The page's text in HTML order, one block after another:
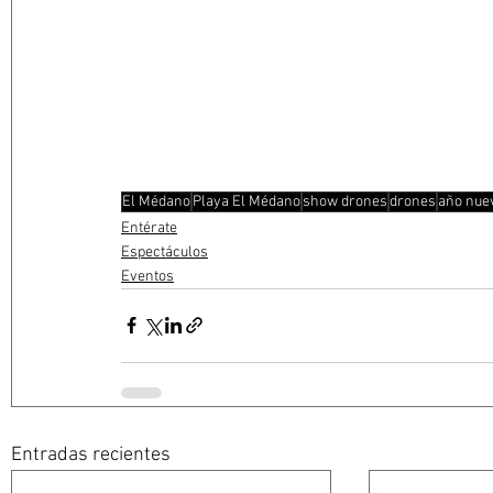
El MédanoPlaya El Médanoshow dronesdrones año
Entérate
Espectáculos
Eventos
Entradas recientes